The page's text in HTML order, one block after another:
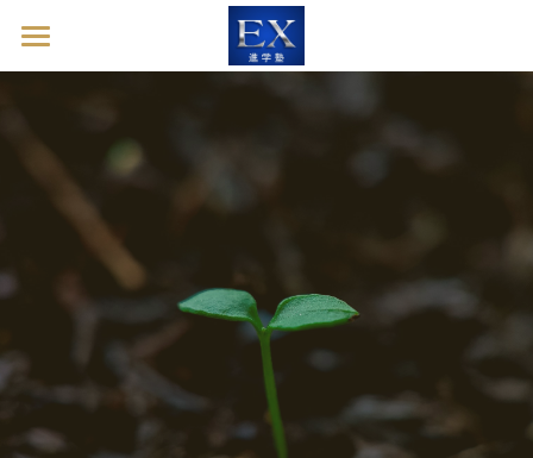
ホーム
英語診断ドック
進学塾EXとは
塾長ブログ
お問い合わせ
英語診断ドックを予約する